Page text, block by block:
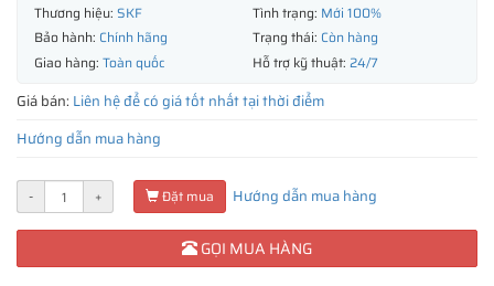
Thương hiệu: SKF Tình trạng: Mới 100%
Bảo hành: Chính hãng Trạng thái: Còn hàng
Giao hàng: Toàn quốc Hỗ trợ kỹ thuật: 24/7
Giá bán: Liên hệ để có giá tốt nhất tại thời điểm
Hướng dẫn mua hàng
- + Đặt mua Hướng dẫn mua hàng
GỌI MUA HÀNG